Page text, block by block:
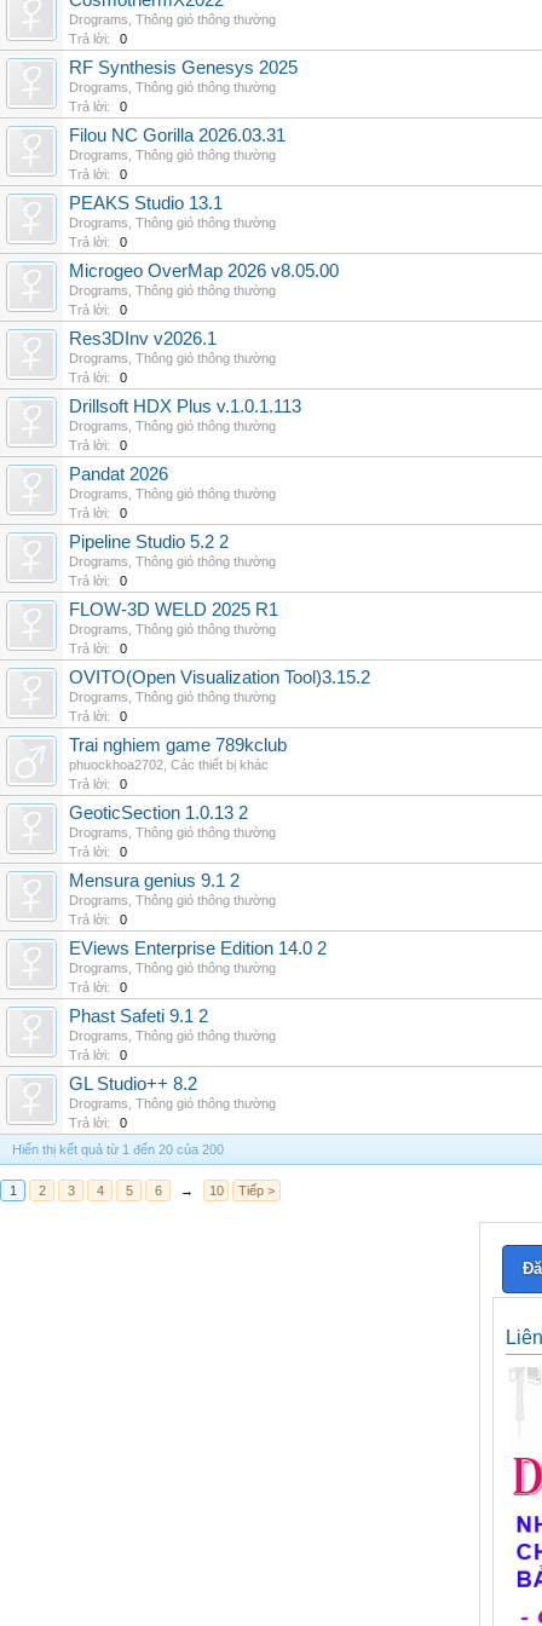
Drograms Thông gió thông thường
Trả lời:
0
RF Synthesis Genesys 2025
Drograms Thông gió thông thường
Trả lời:
0
Filou NC Gorilla 2026.03.31
Drograms Thông gió thông thường
Trả lời:
0
PEAKS Studio 13.1
Drograms Thông gió thông thường
Trả lời:
0
Microgeo OverMap 2026 v8.05.00
Drograms Thông gió thông thường
Trả lời:
0
Res3DInv v2026.1
Drograms Thông gió thông thường
Trả lời:
0
Drillsoft HDX Plus v.1.0.1.113
Drograms Thông gió thông thường
Trả lời:
0
Pandat 2026
Drograms Thông gió thông thường
Trả lời:
0
Pipeline Studio 5.2 2
Drograms Thông gió thông thường
Trả lời:
0
FLOW-3D WELD 2025 R1
Drograms Thông gió thông thường
Trả lời:
0
OVITO(Open Visualization Tool)3.15.2
Drograms Thông gió thông thường
Trả lời:
0
Trai nghiem game 789kclub
phuockhoa2702 Các thiết bị khác
Trả lời:
0
GeoticSection 1.0.13 2
Drograms Thông gió thông thường
Trả lời:
0
Mensura genius 9.1 2
Drograms Thông gió thông thường
Trả lời:
0
EViews Enterprise Edition 14.0 2
Drograms Thông gió thông thường
Trả lời:
0
Phast Safeti 9.1 2
Drograms Thông gió thông thường
Trả lời:
0
GL Studio++ 8.2
Drograms Thông gió thông thường
Trả lời:
0
Hiển thị kết quả từ 1 đến 20 của 200
1 2 3 4 5 6 → 10 Tiếp >